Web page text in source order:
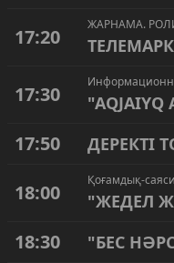
17:20
ЖАРНАМА.
17:30 "AQJAIYQ
17:50 ДЕРЕКТІ
18:00
Қоғамдық-
"ЖЕДЕЛ
18:30 "БЕС